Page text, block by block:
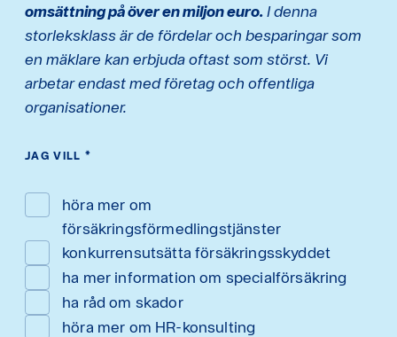
omsättning på över en miljon euro.I denna
storleksklass är de fördelar och besparingar som
en mäklare kan erbjuda oftast som störst. Vi
arbetar endast med företag och offentliga
organisationer.
JAG VILL *
höra mer om
försäkringsförmedlingstjänster
konkurrensutsätta försäkringsskyddet
ha mer information om specialförsäkring
ha råd om skador
höra mer om HR-konsulting